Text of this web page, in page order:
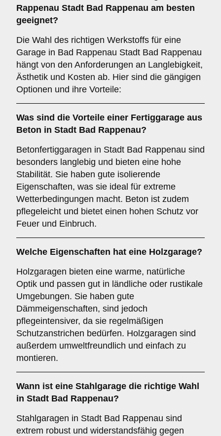
Rappenau Stadt Bad Rappenau am besten
geeignet?
Die Wahl des richtigen Werkstoffs für eine
Garage in Bad Rappenau Stadt Bad Rappenau
hängt von den Anforderungen an Langlebigkeit,
Ästhetik und Kosten ab. Hier sind die gängigen
Optionen und ihre Vorteile:
Was sind die Vorteile einer Fertiggarage aus
Beton in Stadt Bad Rappenau?
Betonfertiggaragen in Stadt Bad Rappenau sind
besonders langlebig und bieten eine hohe
Stabilität. Sie haben gute isolierende
Eigenschaften, was sie ideal für extreme
Wetterbedingungen macht. Beton ist zudem
pflegeleicht und bietet einen hohen Schutz vor
Feuer und Einbruch.
Welche Eigenschaften hat eine Holzgarage?
Holzgaragen bieten eine warme, natürliche
Optik und passen gut in ländliche oder rustikale
Umgebungen. Sie haben gute
Dämmeigenschaften, sind jedoch
pflegeintensiver, da sie regelmäßigen
Schutzanstrichen bedürfen. Holzgaragen sind
außerdem umweltfreundlich und einfach zu
montieren.
Wann ist eine Stahlgarage die richtige Wahl
in Stadt Bad Rappenau?
Stahlgaragen in Stadt Bad Rappenau sind
extrem robust und widerstandsfähig gegen